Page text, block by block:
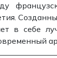
в себе